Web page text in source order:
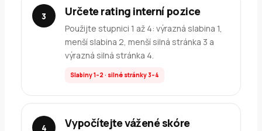
Určete rating interní pozice
Použijte stupnici 1 až 4: výrazná slabina 1,
menší slabina 2, menší silná stránka 3 a
výrazná silná stránka 4.
Slabiny 1–2 · silné stránky 3–4
Vypočítejte vážené skóre